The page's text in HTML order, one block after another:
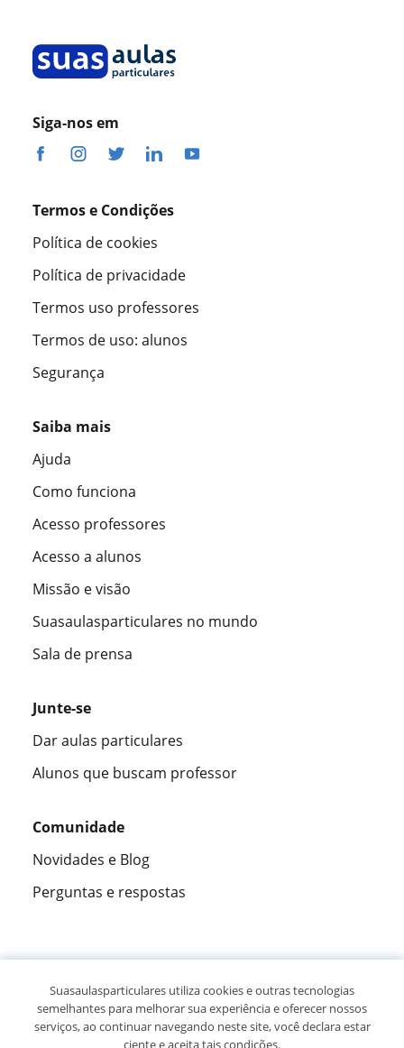
Siga-nos em
Termos e Condições
Política de cookies
Política de privacidade
Termos uso professores
Termos de uso: alunos
Segurança
Saiba mais
Ajuda
Como funciona
Acesso professores
Acesso a alunos
Missão e visão
Suasaulasparticulares no mundo
Sala de prensa
Junte-se
Dar aulas particulares
Alunos que buscam professor
Comunidade
Novidades e Blog
Perguntas e respostas
305994opiniões de alunos
Suasaulasparticulares utiliza cookies e outras tecnologias
semelhantes para melhorar sua experiência e oferecer nossos
serviços, ao continuar navegando neste site, você declara estar
ciente e aceita tais condições.